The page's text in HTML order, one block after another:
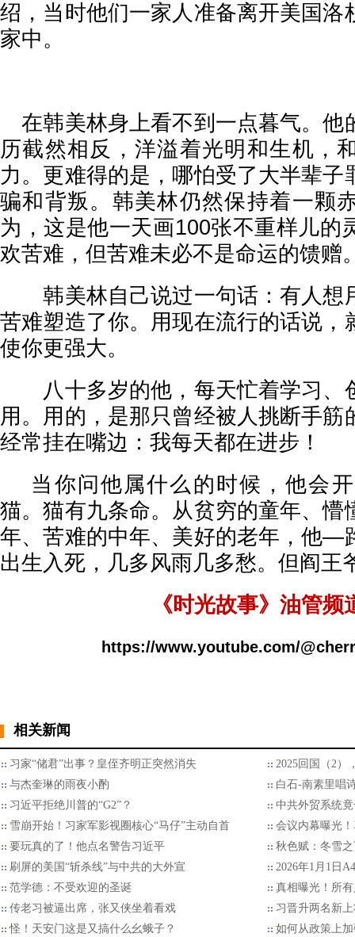
绍，当时他们一家人准备离开美国洛
家中。
在韩美林身上看不到一点暮气。他
历截然相反，洋溢着光明和生机，
力。更难得的是，哪怕受了大半辈子
骗和背叛。韩美林仍然保持着一颗
为，这是他一天画100张不重样儿的
欢苦难，但苦难未必不是命运的馈赠
韩美林自己说过一句话：有人想
苦难塑造了你。用现在流行的话说，
使你更强大。
八十多岁的他，每天忙着学习、
用。用的，是那只曾经被人挑断手筋
经常挂在嘴边：我每天都在进步！
当你问他属什么的时候，他会
猫。猫有九条命。从贫穷的童年、懵
年、苦难的中年、美好的老年，他—
出生入死，几多风雨几多愁。但阎
《时光故事》油管频
https://www.youtube.com/
相关新闻
习家“储君”出事？皇侄齐明正突然消失
2025回国（2）
与杰奎琳的雨夜小酌
白石-南素里唱
习近平拒绝川普的“G2”？
中共外贸系统
雪崩开始！习家军影视圈核心“马仔”主动自首
会议内幕曝光
要玩真的了！他点名警告习近平
秋色赋：冬雪
刷屏的美国“斩杀线”与中共的大外宣
2026年1月1日
范学德：不受欢迎的圣诞
真相曝光！所
传老习被逼出席，张又侠坐着看戏
习晋升两名新
怪！天安门这是又搞什么幺蛾子？
如何从政策上